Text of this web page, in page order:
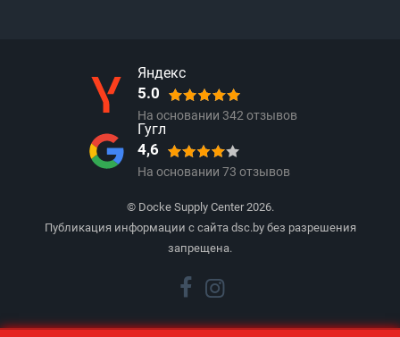
Яндекс
5.0
На основании 342отзывов
Гугл
4,6
На основании 73 отзывов
© Docke Supply Center 2026.
Публикация информации с сайта dsc.by без разрешения
запрещена.